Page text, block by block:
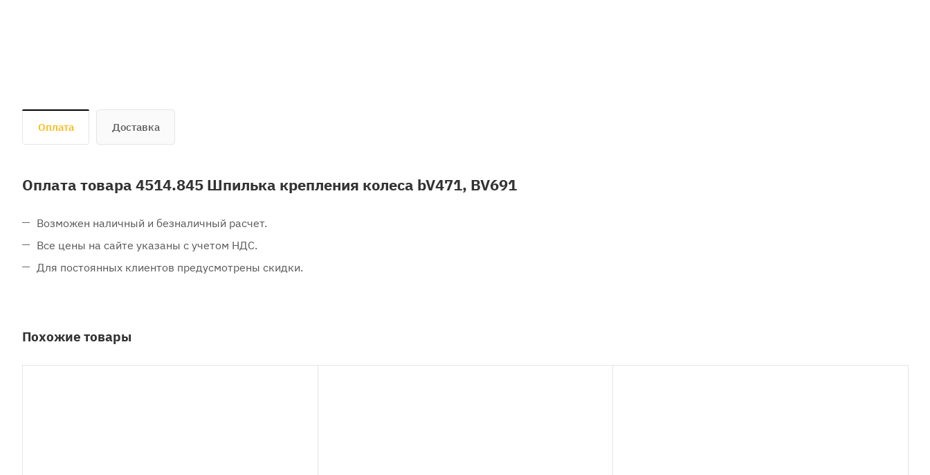
Оплата Доставка
Оплата товара 4514.845 Шпилька крепления колеса bV471, BV691
Возможен наличный и безналичный расчет.
Все цены на сайте указаны с учетом НДС.
Для постоянных клиентов предусмотрены скидки.
Похожие товары